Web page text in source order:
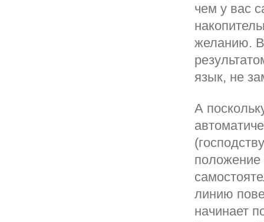
чем у вас
желанию.
язык, не
А
положение
линию
начинает